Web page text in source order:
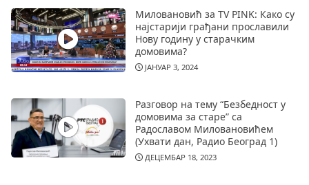
Миловановић за TV PINK: Како су
најстарији грађани прославили
Нову годину у старачким
домовима?
ЈАНУАР 3, 2024
Разговор на тему “Безбедност у
домовима за старе” са
Радославом Миловановићем
(Ухвати дан, Радио Београд 1)
ДЕЦЕМБАР 18, 2023